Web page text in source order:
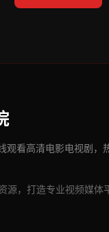
观看高清电影电视剧，
源，打造专业视频媒体